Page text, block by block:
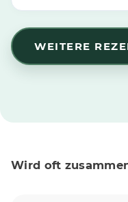
WEITERE
Wird oft